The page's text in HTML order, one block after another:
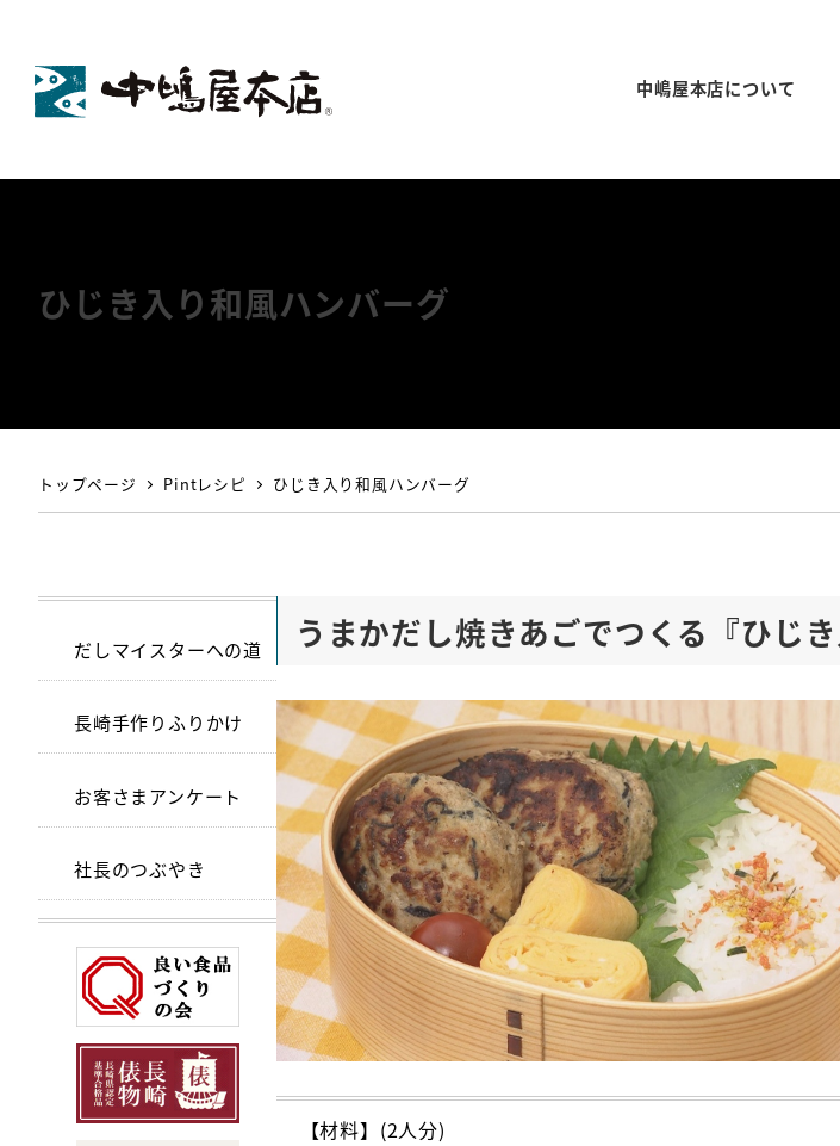
中嶋屋本店について
ひじき入り和風ハンバーグ
トップページ Pintレシピ ひじき入り和風ハンバーグ
うまかだし焼きあごでつくる『ひじ
【材料】(2人分)
だしマイスターへの道
長崎手作りふりかけ
お客さまアンケート
社長のつぶやき